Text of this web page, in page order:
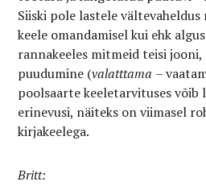
Siiski pole lastele
keele omandamisel kui ehk
rannakeeles mitmeid teisi jooni,
puudumine (valatttama –
poolsaarte keeletarvituses võib
erinevusi, näiteks on viimasel
kirjakeelega.
Britt: